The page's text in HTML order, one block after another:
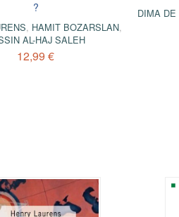
?
, HAMIT BOZARSLAN,
AL-HAJ SALEH
12,99 €
DIMA DE